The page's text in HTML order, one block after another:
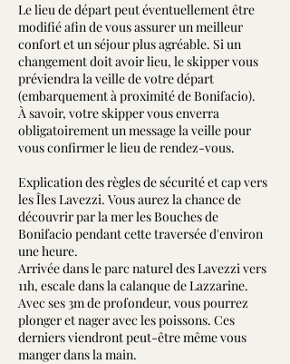
Le lieu de départ peut éventuellement être
modifié afin de vous assurer un meilleur
confort et un séjour plus agréable. Si un
changement doit avoir lieu, le skipper vous
préviendra la veille de votre départ
(embarquement à proximité de Bonifacio).
À savoir, votre skipper vous enverra
obligatoirement un message la veille pour
vous confirmer le lieu de rendez-vous.
Explication des règles de sécurité et cap vers
les Îles Lavezzi. Vous aurez la chance de
découvrir par la mer les Bouches de
Bonifacio pendant cette traversée d'environ
une heure.
Arrivée dans le parc naturel des Lavezzi vers
11h, escale dans la calanque de Lazzarine.
Avec ses 3m de profondeur, vous pourrez
plonger et nager avec les poissons. Ces
derniers viendront peut-être même vous
manger dans la main.